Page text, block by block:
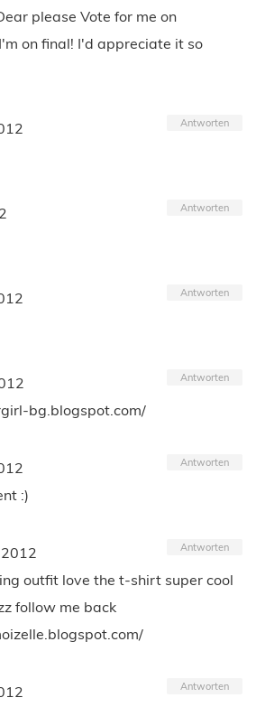
please Vote for me on
on final! I'd appreciate it so
Antworten
Antworten
Antworten
Antworten
bg.blogspot.com/
Antworten
:)
Antworten
outfit love the t-shirt super cool
follow me back
Antworten